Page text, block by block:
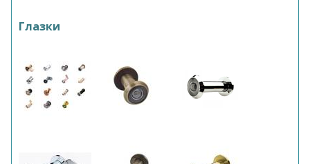
Глазки